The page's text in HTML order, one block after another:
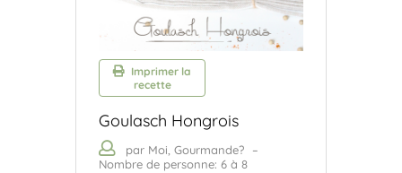
Imprimer la
recette
Goulasch Hongrois
par Moi, Gourmande?
–
Nombre de personne: 6 à 8